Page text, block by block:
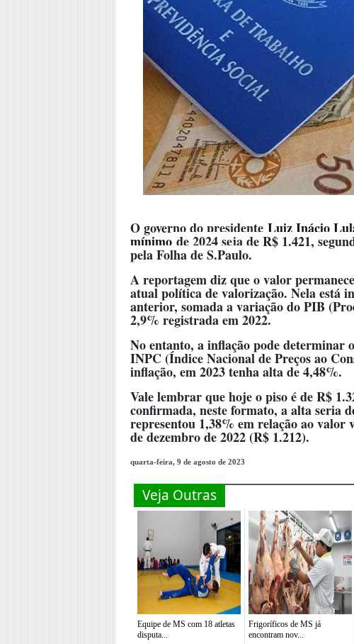
O governo do presidente Luiz Inácio
mínimo de 2024 seja de R$ 1.421,
pela Folha de S.Paulo.
A reportagem diz que o valor
atual política de valorização. Nela está
anterior, somada a variação do PIB
2,9% registrada em 2022.
No entanto, a inflação pode determinar
INPC (Índice Nacional de Preços ao
inflação, em 2023 tenha alta de 4,48%.
Vale lembrar que hoje o piso é de R$
confirmada, neste formato, a alta seria
representou 1,38% em relação ao valor
de dezembro de 2022 (R$ 1.212).
quarta-feira, 9 de agosto de 2023
Veja Outras
Equipe de MS com 18 atletas
disputa...
Frigoríficos de MS já
encontram nov...